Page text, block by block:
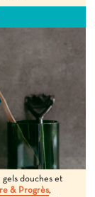
gels douches et
& Progrès,